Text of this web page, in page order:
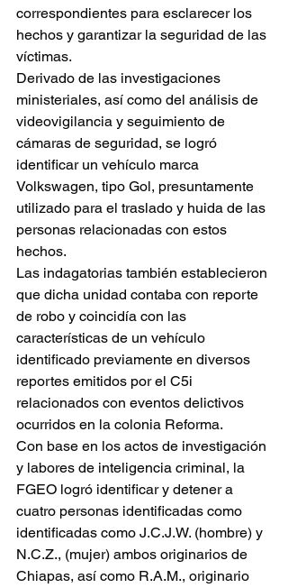
correspondientes para esclarecer los
hechos y garantizar la seguridad de las
víctimas.
Derivado de las investigaciones
ministeriales, así como del análisis de
videovigilancia y seguimiento de
cámaras de seguridad, se logró
identificar un vehículo marca
Volkswagen, tipo Gol, presuntamente
utilizado para el traslado y huida de las
personas relacionadas con estos
hechos.
Las indagatorias también establecieron
que dicha unidad contaba con reporte
de robo y coincidía con las
características de un vehículo
identificado previamente en diversos
reportes emitidos por el C5i
relacionados con eventos delictivos
ocurridos en la colonia Reforma.
Con base en los actos de investigación
y labores de inteligencia criminal, la
FGEO logró identificar y detener a
cuatro personas identificadas como
identificadas como J.C.J.W. (hombre) y
N.C.Z., (mujer) ambos originarios de
Chiapas, así como R.A.M., originario